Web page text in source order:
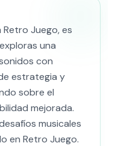
Retro Juego, es
una
con
estrategia y
sobre el
mejorada.
musicales
en Retro Juego.